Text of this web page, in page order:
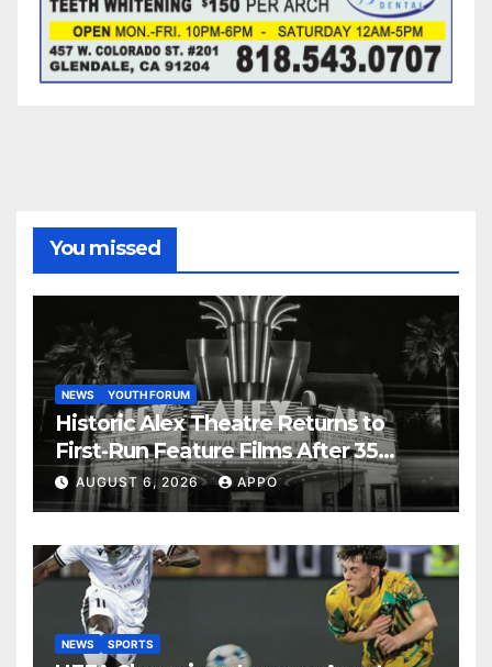
You missed
NEWS YOUTH FORUM
Historic Alex Theatre Returns to
First-Run Feature Films After 35
Years
AUGUST 6, 2026 APPO
NEWS SPORTS